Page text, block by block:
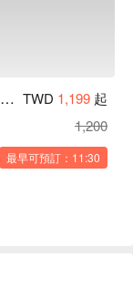
有感 Lounge 美甲美睫專業美學 台北忠孝店 TWD 1,199 起
1,200
最早可預訂：11:30